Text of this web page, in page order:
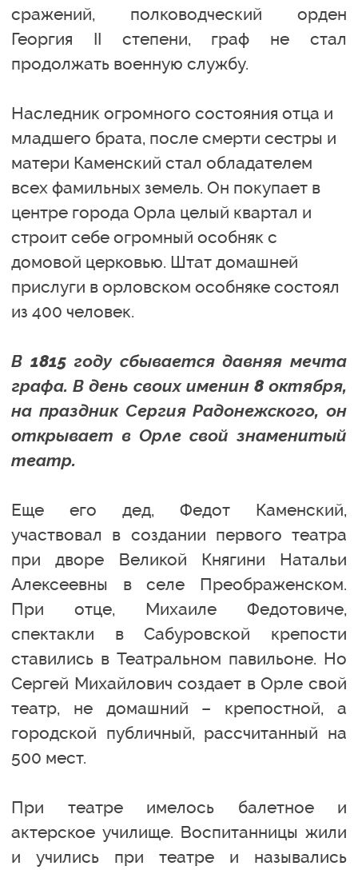
сражений, полководческий орден
Георгия II степени, граф не стал
продолжать военную службу.
Наследник огромного состояния отца и
младшего брата, после смерти сестры и
матери Каменский стал обладателем
всех фамильных земель. Он покупает в
центре города Орла целый квартал и
строит себе огромный особняк с
домовой церковью. Штат домашней
прислуги в орловском особняке состоял
из 400 человек.
В 1815 году сбывается давняя мечта
графа. В день своих именин 8 октября,
на праздник Сергия Радонежского, он
открывает в Орле свой знаменитый
театр.
Еще его дед, Федот Каменский,
участвовал в создании первого театра
при дворе Великой Княгини Натальи
Алексеевны в селе Преображенском.
При отце, Михаиле Федотовиче,
спектакли в Сабуровской крепости
ставились в Театральном павильоне. Но
Сергей Михайлович создает в Орле свой
театр, не домашний – крепостной, а
городской публичный, рассчитанный на
500 мест.
При театре имелось балетное и
актерское училище. Воспитанницы жили
и учились при театре и назывались